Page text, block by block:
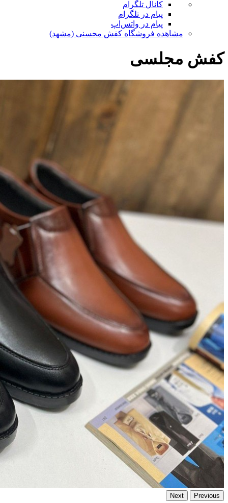
کانال تلگرام
پیام در تلگرام
پیام در واتس‌اپ
مشاهده فروشگاه کفش محسنی (مشهد)
کفش مجلسی
Previous
Next